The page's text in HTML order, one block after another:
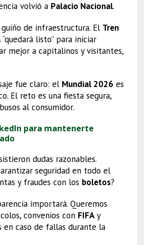
volvió a Palacio Nacional.
de infraestructura. El Tren
“quedará listo” para iniciar
mejor a capitalinos y visitantes,
fue claro: el Mundial 2026 es
El reto es una fiesta segura,
al consumidor.
para mantenerte
dudas razonables.
seguridad en todo el
y fraudes con los boletos?
importará. Queremos
convenios con FIFAy
en caso de fallas durante la